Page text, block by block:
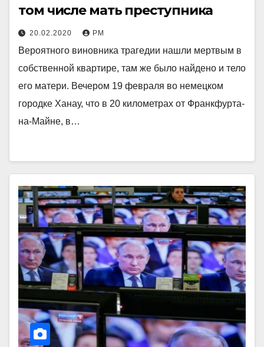
том числе мать преступника
20.02.2020 РМ
Вероятного виновника трагедии нашли мертвым в
собственной квартире, там же было найдено и тело
его матери. Вечером 19 февраля во немецком
городке Ханау, что в 20 километрах от Франкфурта-
на-Майне, в…